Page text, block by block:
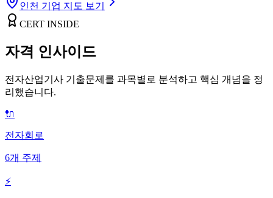
인천 기업 지도 보기
CERT INSIDE
자격 인사이드
전자산업기사 기출문제를 과목별로 분석하고 핵심 개념을 정
리했습니다.
🔌
전자회로
6개 주제
⚡